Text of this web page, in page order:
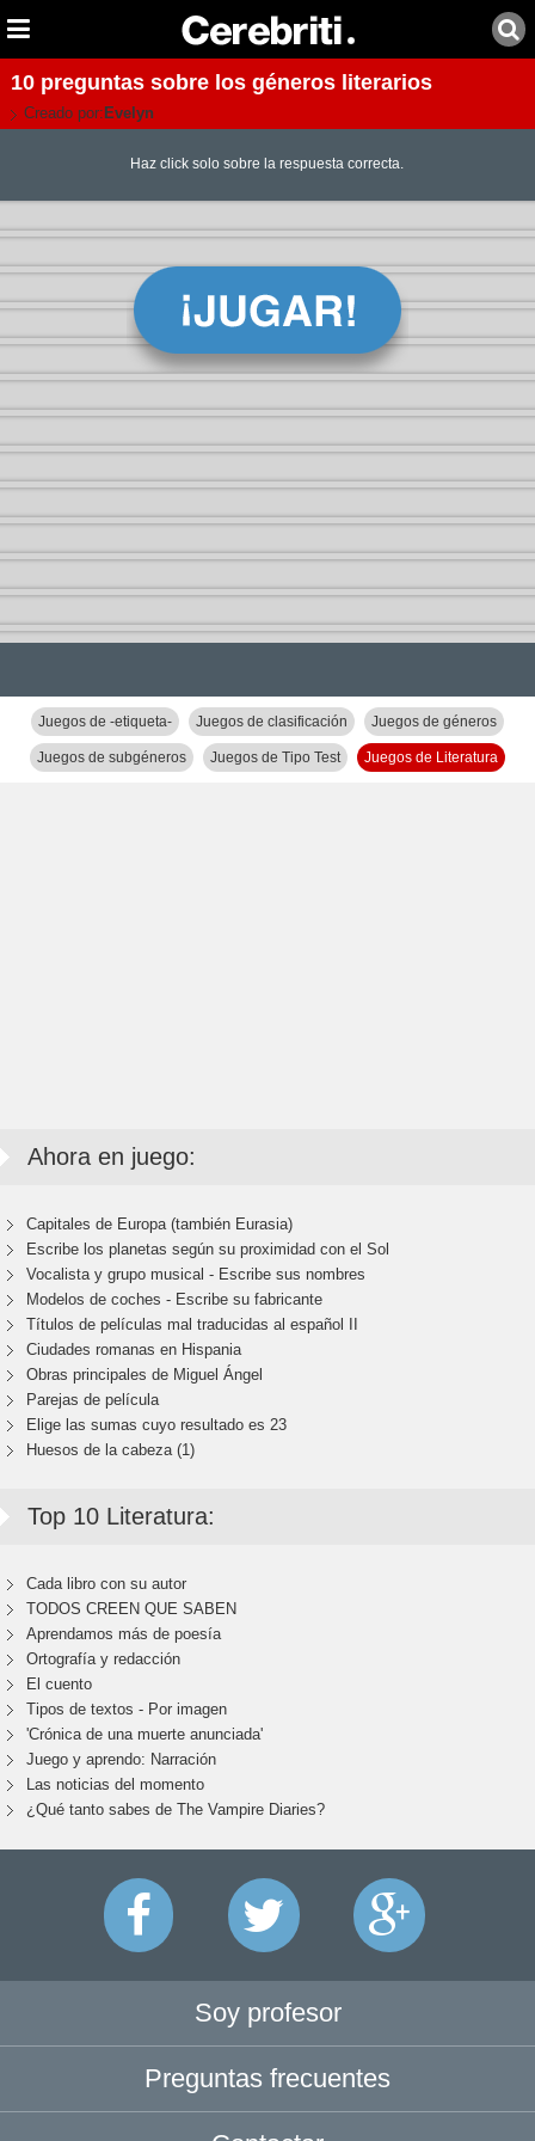
10 preguntas sobre los géneros literarios
Creado por: Evelyn
Haz click solo sobre la respuesta correcta.
Juegos de -etiqueta- Juegos de clasificación Juegos de géneros
Juegos de subgéneros Juegos de Tipo Test Juegos de Literatura
Ahora en juego:
Capitales de Europa (también Eurasia)
Escribe los planetas según su proximidad con el Sol
Vocalista y grupo musical - Escribe sus nombres
Modelos de coches - Escribe su fabricante
Títulos de películas mal traducidas al español II
Ciudades romanas en Hispania
Obras principales de Miguel Ángel
Parejas de película
Elige las sumas cuyo resultado es 23
Huesos de la cabeza (1)
Top 10 Literatura:
Cada libro con su autor
TODOS CREEN QUE SABEN
Aprendamos más de poesía
Ortografía y redacción
El cuento
Tipos de textos - Por imagen
'Crónica de una muerte anunciada'
Juego y aprendo: Narración
Las noticias del momento
¿Qué tanto sabes de The Vampire Diaries?
Soy profesor
Preguntas frecuentes